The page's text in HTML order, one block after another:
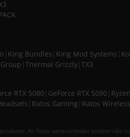
King Bundles King Mod Systems
Thermal Grizzly TX3
RTX 5080 GeForce RTX 5090
Ratos Gaming Ratos Wireless
produtos. As fotos apresentadas podem não